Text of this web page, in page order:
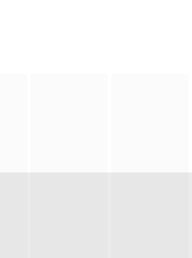
索命”等一连串